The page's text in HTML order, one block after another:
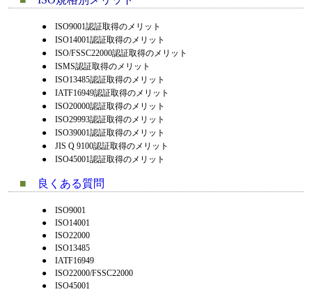
● ISO9001認証取得のメリット
● ISO14001認証取得のメリット
● ISO/FSSC22000認証取得のメリット
● ISMS認証取得のメリット
● ISO13485認証取得のメリット
● IATF16949認証取得のメリット
● ISO20000認証取得のメリット
● ISO29993認証取得のメリット
● ISO39001認証取得のメリット
● JIS Q 9100認証取得のメリット
● ISO45001認証取得のメリット
■ 良くある質問
● ISO9001
● ISO14001
● ISO22000
● ISO13485
● IATF16949
● ISO22000/FSSC22000
● ISO45001